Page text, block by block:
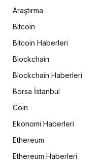
Araştırma
Bitcoin
Bitcoin Haberleri
Blockchain
Blockchain Haberleri
Borsa İstanbul
Coin
Ekonomi Haberleri
Ethereum
Ethereum Haberleri